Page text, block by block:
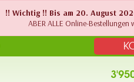
!! Wichtig !! Bis am 20. August
ABER ALLE Online-